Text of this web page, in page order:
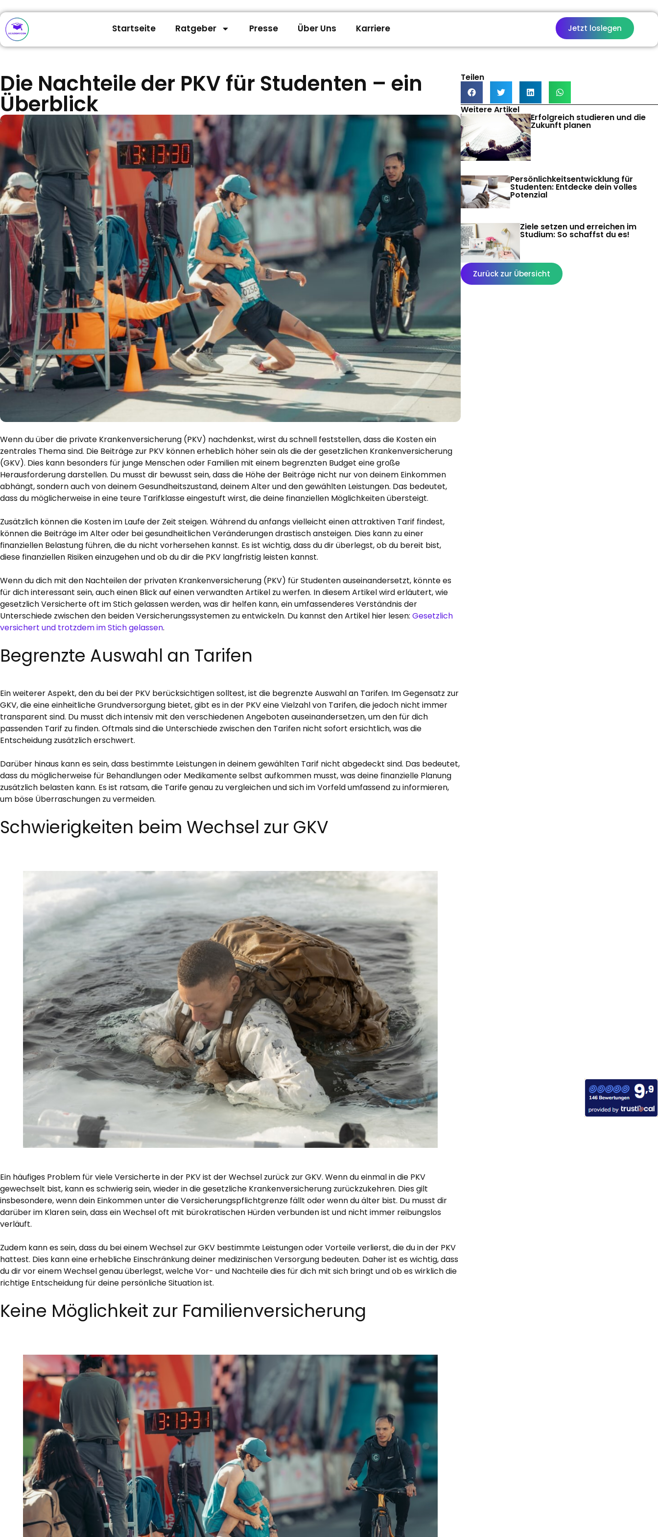
Startseite Ratgeber Presse Über Uns Karriere Jetzt loslegen
Die Nachteile der PKV für Studenten – ein
Überblick
Wenn du über die private Krankenversicherung (PKV) nachdenkst, wirst du schnell feststellen, dass die Kosten ein
zentrales Thema sind. Die Beiträge zur PKV können erheblich höher sein als die der gesetzlichen Krankenversicherung
(GKV). Dies kann besonders für junge Menschen oder Familien mit einem begrenzten Budget eine große
Herausforderung darstellen. Du musst dir bewusst sein, dass die Höhe der Beiträge nicht nur von deinem Einkommen
abhängt, sondern auch von deinem Gesundheitszustand, deinem Alter und den gewählten Leistungen. Das bedeutet,
dass du möglicherweise in eine teure Tarifklasse eingestuft wirst, die deine finanziellen Möglichkeiten übersteigt.
Zusätzlich können die Kosten im Laufe der Zeit steigen. Während du anfangs vielleicht einen attraktiven Tarif findest,
können die Beiträge im Alter oder bei gesundheitlichen Veränderungen drastisch ansteigen. Dies kann zu einer
finanziellen Belastung führen, die du nicht vorhersehen kannst. Es ist wichtig, dass du dir überlegst, ob du bereit bist,
diese finanziellen Risiken einzugehen und ob du dir die PKV langfristig leisten kannst.
Wenn du dich mit den Nachteilen der privaten Krankenversicherung (PKV) für Studenten auseinandersetzt, könnte es
für dich interessant sein, auch einen Blick auf einen verwandten Artikel zu werfen. In diesem Artikel wird erläutert, wie
gesetzlich Versicherte oft im Stich gelassen werden, was dir helfen kann, ein umfassenderes Verständnis der
Unterschiede zwischen den beiden Versicherungssystemen zu entwickeln. Du kannst den Artikel hier lesen: Gesetzlich
versichert und trotzdem im Stich gelassen.
Begrenzte Auswahl an Tarifen
Ein weiterer Aspekt, den du bei der PKV berücksichtigen solltest, ist die begrenzte Auswahl an Tarifen. Im Gegensatz zur
GKV, die eine einheitliche Grundversorgung bietet, gibt es in der PKV eine Vielzahl von Tarifen, die jedoch nicht immer
transparent sind. Du musst dich intensiv mit den verschiedenen Angeboten auseinandersetzen, um den für dich
passenden Tarif zu finden. Oftmals sind die Unterschiede zwischen den Tarifen nicht sofort ersichtlich, was die
Entscheidung zusätzlich erschwert.
Darüber hinaus kann es sein, dass bestimmte Leistungen in deinem gewählten Tarif nicht abgedeckt sind. Das bedeutet,
dass du möglicherweise für Behandlungen oder Medikamente selbst aufkommen musst, was deine finanzielle Planung
zusätzlich belasten kann. Es ist ratsam, die Tarife genau zu vergleichen und sich im Vorfeld umfassend zu informieren,
um böse Überraschungen zu vermeiden.
Schwierigkeiten beim Wechsel zur GKV
Ein häufiges Problem für viele Versicherte in der PKV ist der Wechsel zurück zur GKV. Wenn du einmal in die PKV
gewechselt bist, kann es schwierig sein, wieder in die gesetzliche Krankenversicherung zurückzukehren. Dies gilt
insbesondere, wenn dein Einkommen unter die Versicherungspflichtgrenze fällt oder wenn du älter bist. Du musst dir
darüber im Klaren sein, dass ein Wechsel oft mit bürokratischen Hürden verbunden ist und nicht immer reibungslos
verläuft.
Zudem kann es sein, dass du bei einem Wechsel zur GKV bestimmte Leistungen oder Vorteile verlierst, die du in der PKV
hattest. Dies kann eine erhebliche Einschränkung deiner medizinischen Versorgung bedeuten. Daher ist es wichtig, dass
du dir vor einem Wechsel genau überlegst, welche Vor- und Nachteile dies für dich mit sich bringt und ob es wirklich die
richtige Entscheidung für deine persönliche Situation ist.
Keine Möglichkeit zur Familienversicherung
Teilen
Weitere Artikel
Erfolgreich studieren und die
Zukunft planen
Persönlichkeitsentwicklung für
Studenten: Entdecke dein volles
Potenzial
Ziele setzen und erreichen im
Studium: So schaffst du es!
Zurück zur Übersicht